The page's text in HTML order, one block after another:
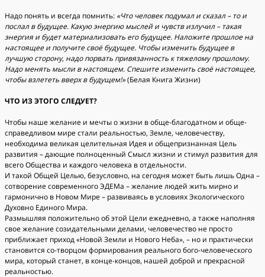
Надо понять и всегда помнить: «Что человек подумал и сказал – то и
послал в будущее. Какую энергию мыслей и чувств излучил – такая
энергия и будет материализовать его будущее. Наложите прошлое на
настоящее и получите своё будущее. Чтобы изменить будущее в
лучшую сторону, надо порвать привязанность к тяжелому прошлому.
Надо менять мысли в настоящем. Спешите изменить своё настоящее,
чтобы взлететь вверх в будущем!»(Белая Книга Жизни)
ЧТО ИЗ ЭТОГО СЛЕДУЕТ?
Чтобы наше желание и мечты о жизни в обще-благодатном и обще-
справедливом мире стали реальностью, Земле, человечеству,
необходима великая целительная Идея и общепризнанная Цель
развития – дающие полноценный Смысл жизни и стимул развития для
всего Общества и каждого человека в отдельности.
И такой Общей Целью, безусловно, на сегодня может быть лишь Одна –
сотворение современного ЭДЕМа – желание людей жить мирно и
гармонично в Новом Мире – развиваясь в условиях Экологического
Духовно Единого Мира.
Размышляя положительно об этой Цели ежедневно, а также наполняя
свое желание созидательными делами, человечество не просто
приближает приход «Новой Земли и Нового Неба», – но и практически
становится со-творцом формирования реального бого-человеческого
мира, который станет, в конце-концов, нашей доброй и прекрасной
реальностью.